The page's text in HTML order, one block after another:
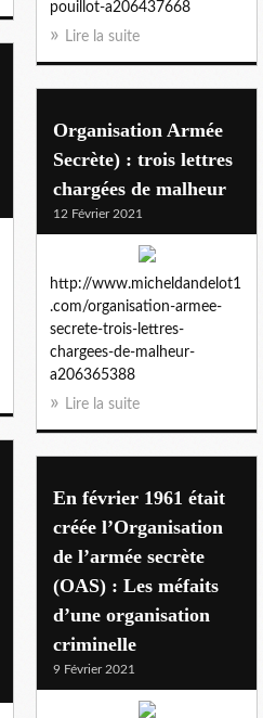
pouillot-a206437668
Lire la suite
Organisation Armée
Secrète) : trois lettres
chargées de malheur
12 Février 2021
http://www.micheldandelot1
.com/organisation-armee-
secrete-trois-lettres-
chargees-de-malheur-
a206365388
Lire la suite
En février 1961 était
créée l’Organisation
de l’armée secrète
(OAS) : Les méfaits
d’une organisation
criminelle
9 Février 2021